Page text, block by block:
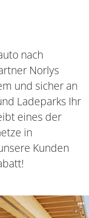
nach
Norlys
und sicher an
Ladeparks Ihr
eines der
in
Kunden